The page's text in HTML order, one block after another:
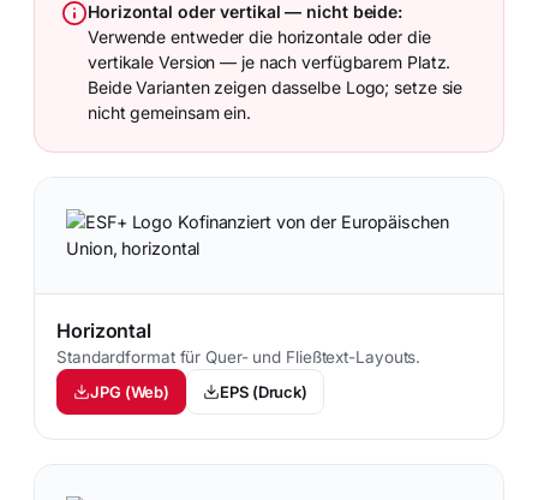
Horizontal oder vertikal — nicht beide:
Verwende entweder die horizontale oder die
vertikale Version — je nach verfügbarem Platz.
Beide Varianten zeigen dasselbe Logo; setze sie
nicht gemeinsam ein.
Horizontal
Standardformat für Quer- und Fließtext-Layouts.
JPG (Web)
EPS (Druck)